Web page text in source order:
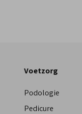
Voetzorg
Podologie
Pedicure